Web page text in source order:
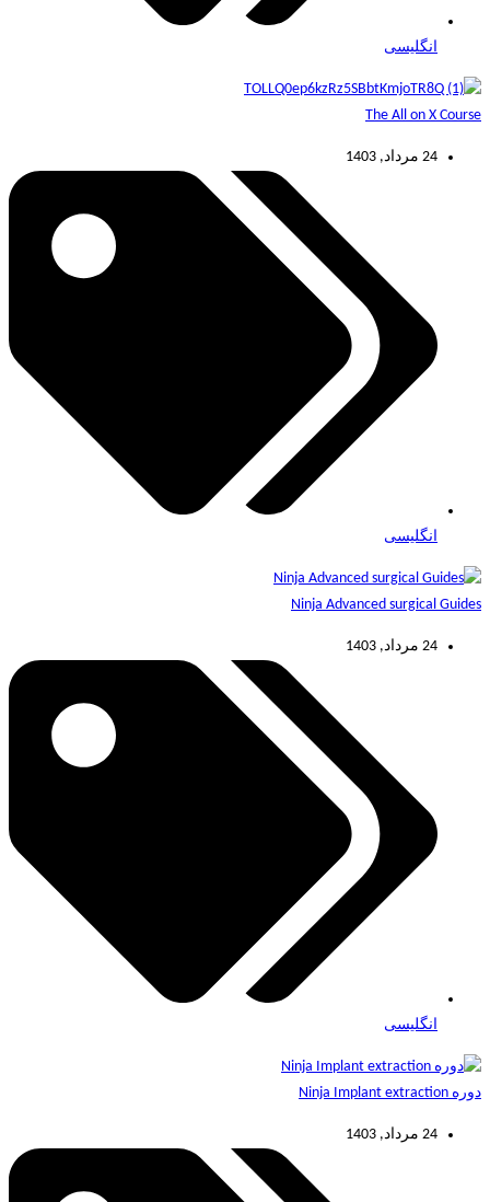
انگلیسی
The All on X Course
24 مرداد, 1403
انگلیسی
Ninja Advanced surgical Guides
24 مرداد, 1403
انگلیسی
دوره Ninja Implant extraction
24 مرداد, 1403